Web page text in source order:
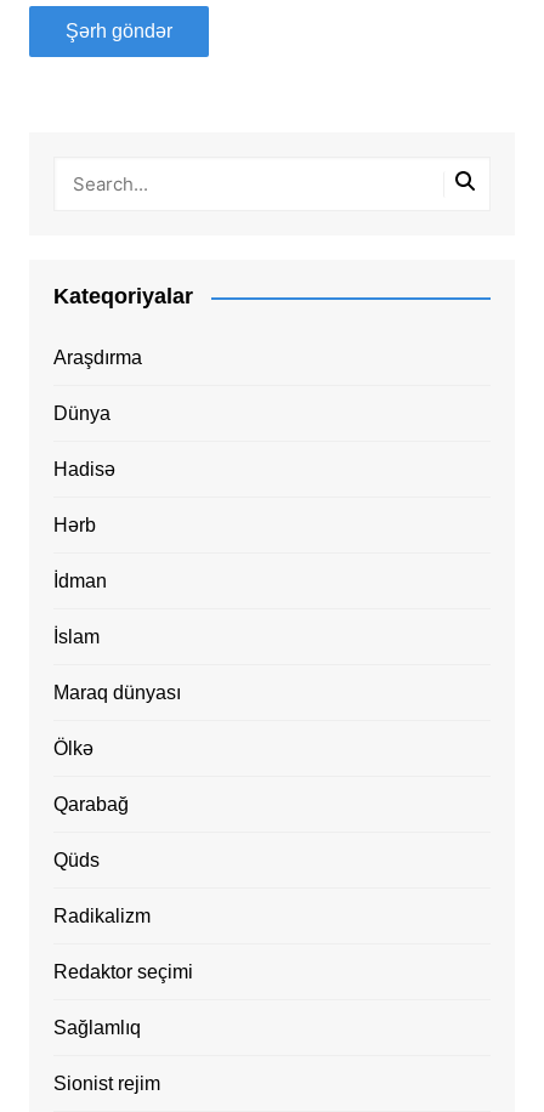
Kateqoriyalar
Araşdırma
Dünya
Hadisə
Hərb
İdman
İslam
Maraq dünyası
Ölkə
Qarabağ
Qüds
Radikalizm
Redaktor seçimi
Sağlamlıq
Sionist rejim